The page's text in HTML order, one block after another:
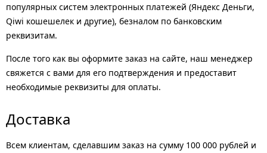
популярных систем электронных платежей (Яндекс Деньги,
Qiwi кошешелек и другие), безналом по банковским
реквизитам.
После того как вы оформите заказ на сайте, наш менеджер
свяжется с вами для его подтверждения и предоставит
необходимые реквизиты для оплаты.
Доставка
Всем клиентам, сделавшим заказ на сумму 100 000 рублей и